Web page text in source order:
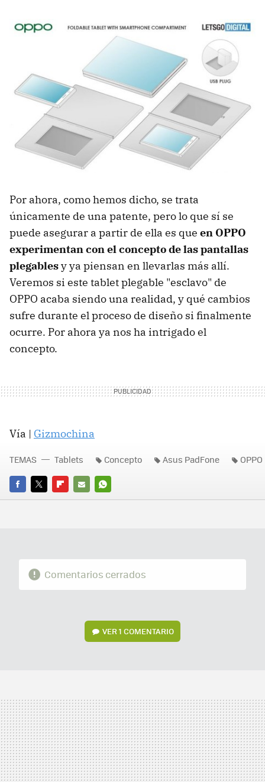
Por ahora, como hemos dicho, se trata
únicamente de una patente, pero lo que sí se
puede asegurar a partir de ella es que en OPPO
experimentan con el concepto de las pantallas
plegablesy ya piensan en llevarlas más allí.
Veremos si este tablet plegable "esclavo" de
OPPO acaba siendo una realidad, y qué cambios
sufre durante el proceso de diseño si finalmente
ocurre. Por ahora ya nos ha intrigado el
concepto.
Vía | Gizmochina
FACEBOOK
TWITTERFLIPBOARD
E-
WHATSAPP
TEMAS Tablets Concepto Asus PadFone OPPO
Comentarios cerrados
VER1 COMENTARIO